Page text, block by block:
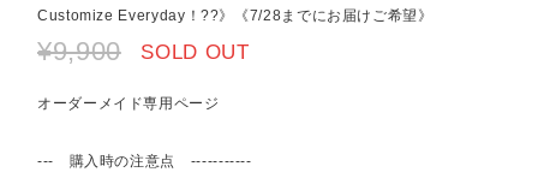
Customize Everyday！??》《7/28までにお届けご希望》
¥9,900 SOLD OUT
オーダーメイド専用ページ
--- 購入時の注意点 -----------